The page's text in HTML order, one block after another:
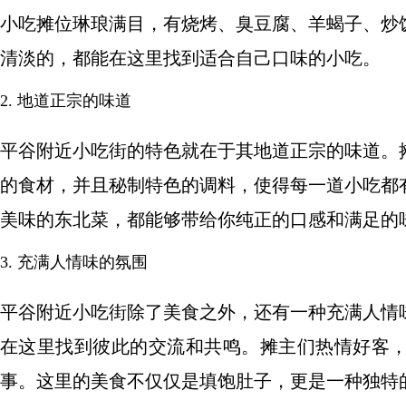
小吃摊位琳琅满目，有烧烤、臭豆腐、羊蝎子、
清淡的，都能在这里找到适合自己口味的小吃。
2. 地道正宗的味道
平谷附近小吃街的特色就在于其地道正宗的味道
的食材，并且秘制特色的调料，使得每一道小吃
美味的东北菜，都能够带给你纯正的口感和满足的
3. 充满人情味的氛围
平谷附近小吃街除了美食之外，还有一种充满人
在这里找到彼此的交流和共鸣。摊主们热情好客
事。这里的美食不仅仅是填饱肚子，更是一种独特